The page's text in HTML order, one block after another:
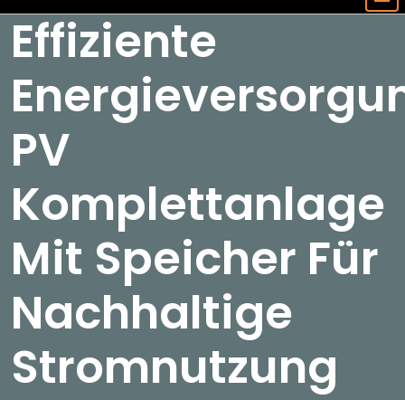
Effiziente
PV
Komplettanlage
Mit Speicher Für
Nachhaltige
Stromnutzung